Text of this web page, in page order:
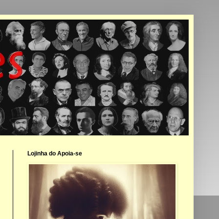
Lojinha do Apoia-se